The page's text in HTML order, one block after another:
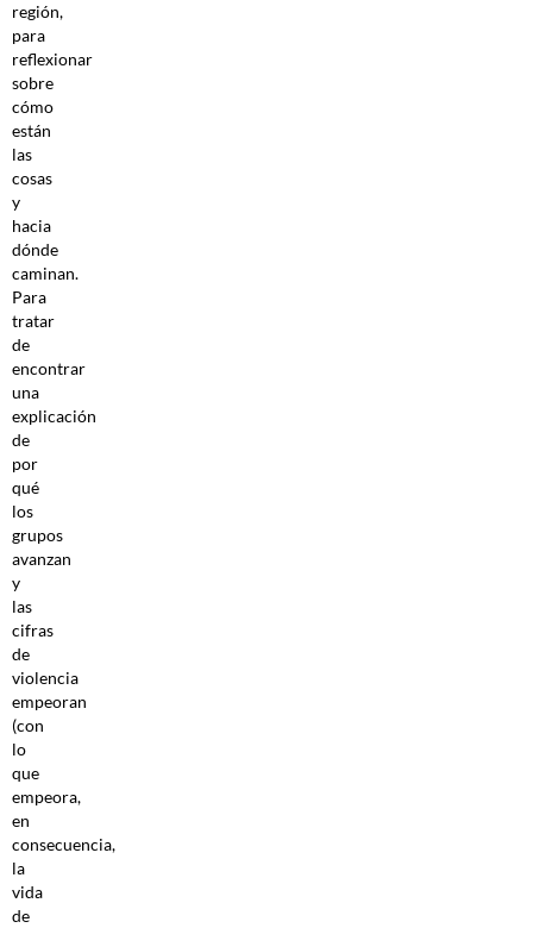
región,
para
reflexionar
sobre
cómo
están
las
cosas
y
hacia
dónde
caminan.
Para
tratar
de
encontrar
una
explicación
de
por
qué
los
grupos
avanzan
y
las
cifras
de
violencia
empeoran
(con
lo
que
empeora,
en
consecuencia,
la
vida
de